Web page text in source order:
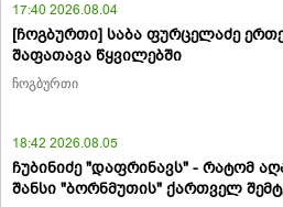
17:40 2026.08.04
[ჩოგბურთი] საბა ფურცელაძე
შაფათავა წყვილებში
ჩოგბურთი
18:42 2026.08.05
ჩუბინიძე "დაფრინავს" - რატომ
შანსი "ბორნმუთის" ქართველ